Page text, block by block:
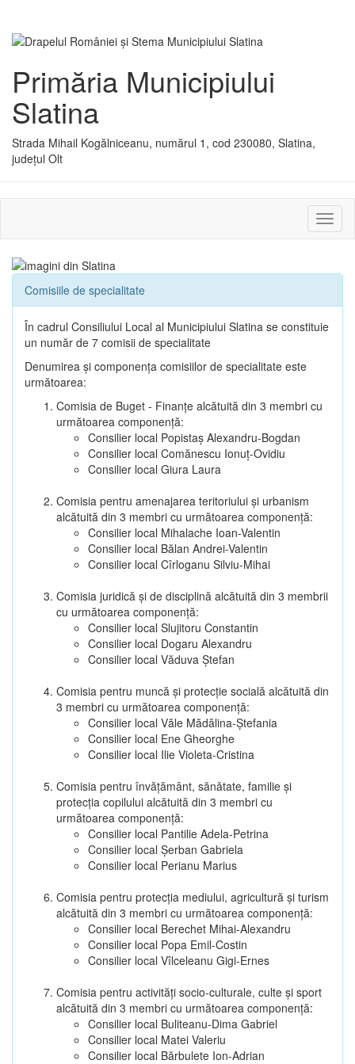
Primăria Municipiului
Slatina
Strada Mihail Kogălniceanu, numărul 1, cod 230080, Slatina,
județul Olt
sau
Comisiile de specialitate
În cadrul Consiliului Local al Municipiului Slatina se constituie
un număr de 7 comisii de specialitate
Denumirea şi componenţa comisiilor de specialitate este
următoarea:
Comisia de Buget - Finanţe alcătuită din 3 membri cu
următoarea componenţă:
Consilier local Popistaș Alexandru-Bogdan
Consilier local Comănescu Ionuț-Ovidiu
Consilier local Giura Laura
Comisia pentru amenajarea teritoriului şi urbanism
alcătuită din 3 membri cu următoarea componenţă:
Consilier local Mihalache Ioan-Valentin
Consilier local Bălan Andrei-Valentin
Consilier local Cîrloganu Silviu-Mihai
Comisia juridică şi de disciplină alcătuită din 3 membrii
cu următoarea componenţă:
Consilier local Slujitoru Constantin
Consilier local Dogaru Alexandru
Consilier local Văduva Ștefan
Comisia pentru muncă şi protecţie socială alcătuită din
3 membri cu următoarea componenţă:
Consilier local Văle Mădălina-Ștefania
Consilier local Ene Gheorghe
Consilier local Ilie Violeta-Cristina
Comisia pentru învăţământ, sănătate, familie şi
protecţia copilului alcătuită din 3 membri cu
următoarea componenţă:
Consilier local Pantilie Adela-Petrina
Consilier local Șerban Gabriela
Consilier local Perianu Marius
Comisia pentru protecţia mediului, agricultură şi turism
alcătuită din 3 membri cu următoarea componenţă:
Consilier local Berechet Mihai-Alexandru
Consilier local Popa Emil-Costin
Consilier local Vîlceleanu Gigi-Ernes
Comisia pentru activităţi socio-culturale, culte şi sport
alcătuită din 3 membri cu următoarea componenţă:
Consilier local Buliteanu-Dima Gabriel
Consilier local Matei Valeriu
Consilier local Bărbulete Ion-Adrian